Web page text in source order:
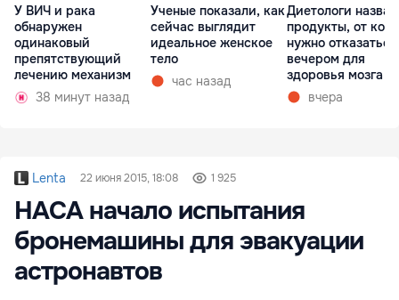
У ВИЧ и рака
обнаружен
одинаковый
препятствующий
лечению механизм
38 минут назад
Ученые показали, как
сейчас выглядит
идеальное женское
тело
час назад
Диетологи
продукты, от
нужно отказаться
вечером для
здоровья мозга
вчера
Lenta 22 июня 2015, 18:08 1 925
НАСА начало испытания
бронемашины для эвакуации
астронавтов